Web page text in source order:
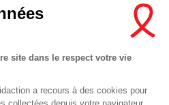
site dans le respect votre vie
a recours à des cookies pour
collectées depuis votre navigateur.
: